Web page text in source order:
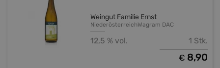
Weingut Familie Ernst
NiederösterreichWagram DAC
12,5 % vol. 1 Stk.
€ 8,90